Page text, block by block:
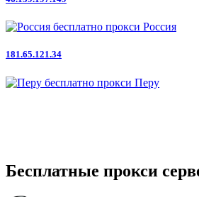
Россия
181.65.121.34
Перу
Бесплатные прокси